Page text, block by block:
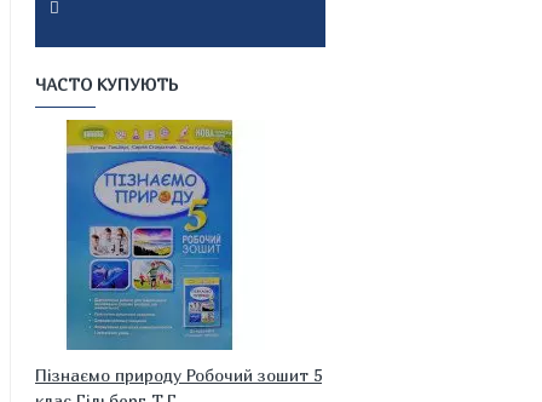
ЧАСТО КУПУЮТЬ
Пізнаємо природу Робочий зошит 5